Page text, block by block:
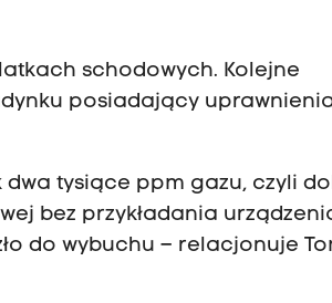
schodowych. Kolejne
posiadający
dwa tysiące ppm gazu, czyli
bez przykładania
do wybuchu – relacjonuje